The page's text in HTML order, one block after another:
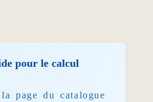
pour le calcul
page du catalogue